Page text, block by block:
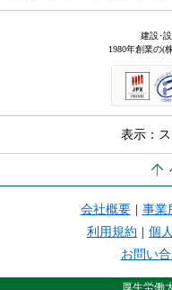
建設･
1980年創業の(
表示：
会社概要 事業
利用規約
個
お問い
厚生労働